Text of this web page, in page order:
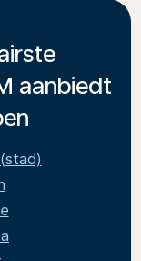
aanbiedt